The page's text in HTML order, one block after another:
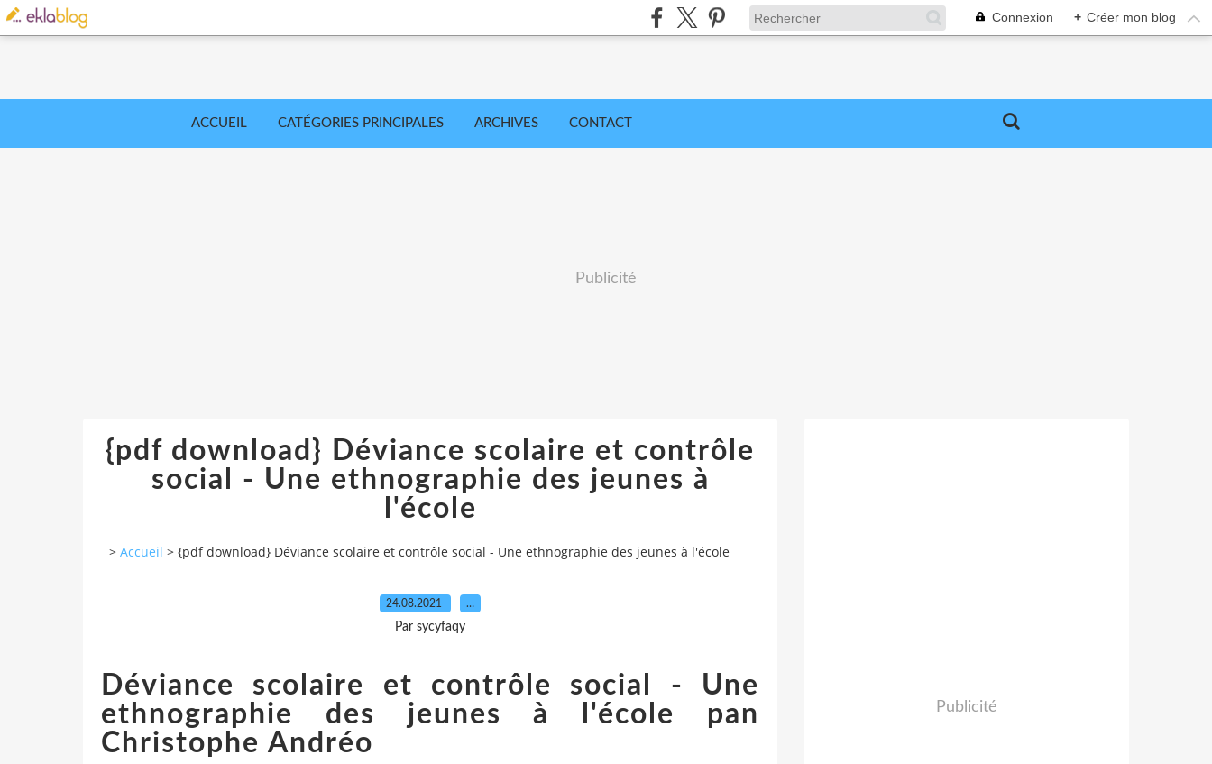
Connexion + Créer mon blog
ACCUEIL CATÉGORIES PRINCIPALES ARCHIVES CONTACT
Publicité
{pdf download} Déviance scolaire et contrôle
social - Une ethnographie des jeunes à
l'école
> Accueil > {pdf download} Déviance scolaire et contrôle social - Une ethnographie des jeunes à l'école
24.08.2021 …
Par sycyfaqy
Déviance scolaire et contrôle social - Une
ethnographie des jeunes à l'école pan
Christophe Andréo
Publicité